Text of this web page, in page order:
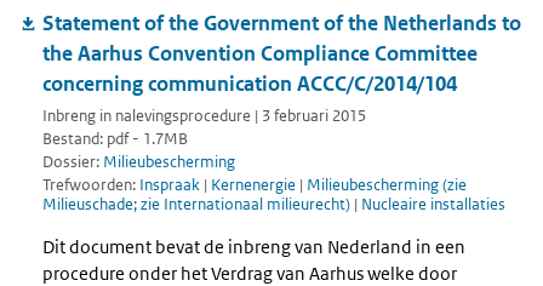
Statement of the Government of the Netherlands to
the Aarhus Convention Compliance Committee
concerning communication ACCC/C/2014/104
Inbreng in nalevingsprocedure | 3 februari 2015
Bestand: pdf - 1.7MB
Dossier: Milieubescherming
Trefwoorden: Inspraak | Kernenergie | Milieubescherming (zie
Milieuschade; zie Internationaal milieurecht) | Nucleaire installaties
Dit document bevat de inbreng van Nederland in een
procedure onder het Verdrag van Aarhus welke door